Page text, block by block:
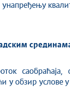
саобраћаја,
обзир услове